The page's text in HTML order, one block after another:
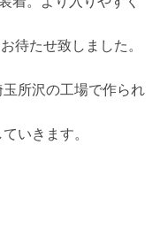
待たせ致しました。
所沢の工場で作られ
いきます。